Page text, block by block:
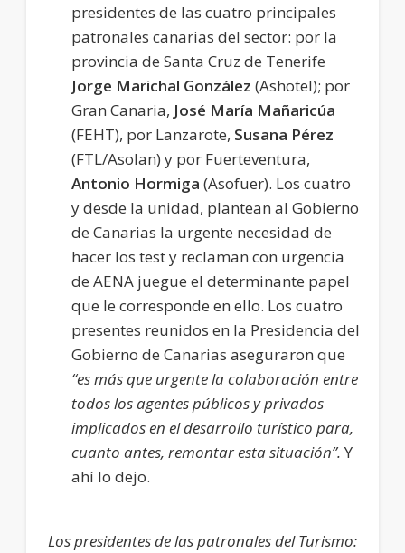
presidentes de las cuatro principales
patronales canarias del sector: por la
provincia de Santa Cruz de Tenerife
Jorge Marichal González (Ashotel); por
Gran Canaria, José María Mañaricúa
(FEHT), por Lanzarote, Susana Pérez
(FTL/Asolan) y por Fuerteventura,
Antonio Hormiga (Asofuer). Los cuatro
y desde la unidad, plantean al Gobierno
de Canarias la urgente necesidad de
hacer los test y reclaman con urgencia
de AENA juegue el determinante papel
que le corresponde en ello. Los cuatro
presentes reunidos en la Presidencia del
Gobierno de Canarias aseguraron que
“es más que urgente la colaboración entre
todos los agentes públicos y privados
implicados en el desarrollo turístico para,
cuanto antes, remontar esta situación”. Y
ahí lo dejo.
Los presidentes de las patronales del Turismo: